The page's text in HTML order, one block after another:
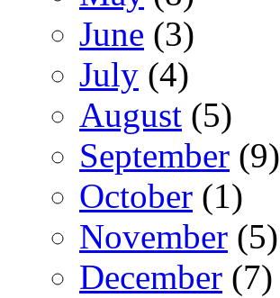
June (3)
July (4)
August (5)
September (9)
October (1)
November (5)
December (7)